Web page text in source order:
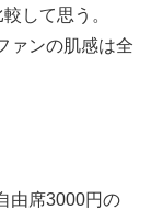
して思う。
ァンの肌感は全
由席3000円の